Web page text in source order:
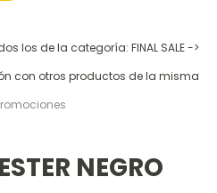
los de la categoría: FINAL SALE ->
con otros productos de la misma
NEGRO